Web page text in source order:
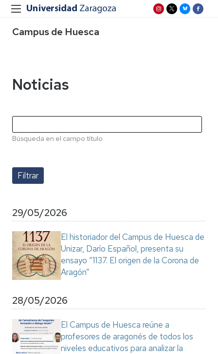
Campus de Huesca
Noticias
Búsqueda en el campo título
29/05/2026
El historiador del Campus de Huesca de
Unizar, Darío Español, presenta su
ensayo “1137. El origen de la Corona de
Aragón”
28/05/2026
El Campus de Huesca reúne a
profesores de aragonés de todos los
niveles educativos para analizar la